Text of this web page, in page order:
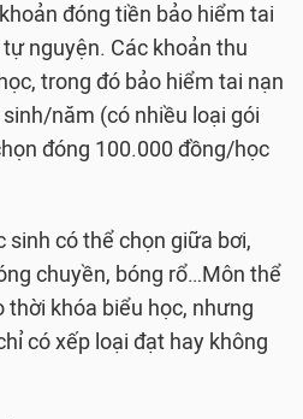
đóng tiền bảo hiểm tai
nguyện. Các khoản thu
trong đó bảo hiểm tai nạn
năm (có nhiều loại gói
đóng 100.000 đồng/học
sinh có thể chọn giữa bơi,
chuyền, bóng rổ…Môn thể
khóa biểu học, nhưng
có xếp loại đạt hay không